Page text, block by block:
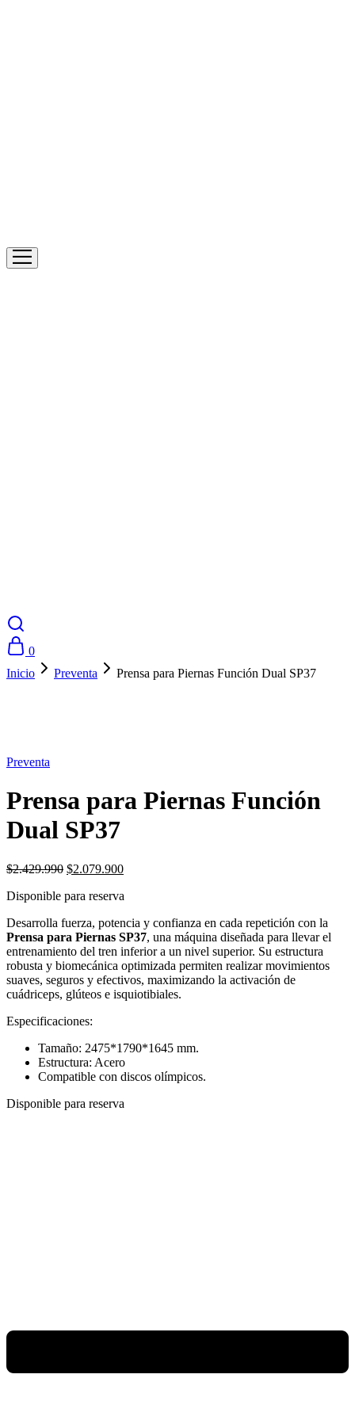
0
Inicio
Preventa Prensa para Piernas Función Dual SP37
Preventa
Prensa para Piernas Función
Dual SP37
$2.429.990 El
original
$2.429.990.
$2.079.900El
actual
$2.079.900.
Disponible para reserva
Desarrolla fuerza, potencia y confianza en cada repetición con la
Prensa para Piernas SP37, una máquina diseñada para llevar el
entrenamiento del tren inferior a un nivel superior. Su estructura
robusta y biomecánica optimizada permiten realizar movimientos
suaves, seguros y efectivos, maximizando la activación de
cuádriceps, glúteos e isquiotibiales.
Especificaciones:
Tamaño: 2475*1790*1645 mm.
Estructura: Acero
Compatible con discos olímpicos.
Disponible para reserva